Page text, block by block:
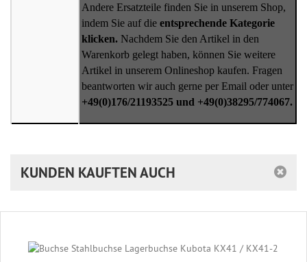
Andere Ersatzteile finden Sie in unserem Shop,
indem Sie auf die entsprechende Kategorie
klicken. Nachdem Sie den Artikel in den
Warenkorb gelegt haben, können Sie weitere
Artikel in unserem Onlineshop kaufen. Fragen
beantworten wir auch gerne per Email oder unter
+49(0)176/21193525 und +49(0)38295/774067.
KUNDEN KAUFTEN AUCH